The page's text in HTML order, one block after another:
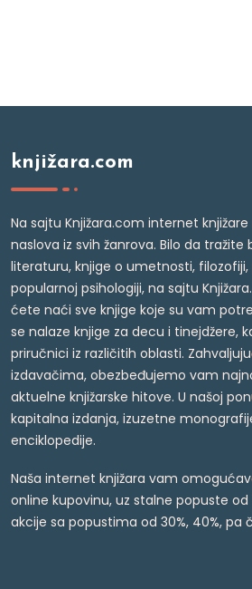
knjižara.com
Na sajtu Knjižara.com internet
naslova iz svih žanrova. Bilo da
literaturu, knjige o umetnosti, filozofiji,
popularnoj psihologiji, na sajtu
ćete naći sve knjige koje su vam
se nalaze knjige za decu i tinejdžere,
priručnici iz različitih oblasti.
izdavačima, obezbeđujemo vam
aktuelne knjižarske hitove. U našoj
kapitalna izdanja, izuzetne
enciklopedije.
Naša internet knjižara vam
online kupovinu, uz stalne popuste od
akcije sa popustima od 30%, 40%, pa